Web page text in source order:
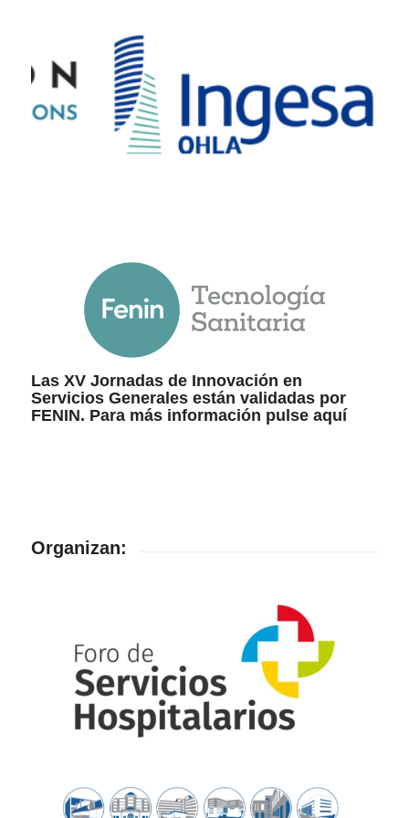
Las XV Jornadas de Innovación en
Servicios Generales están validadas por
FENIN. Para más información pulse aquí
Organizan: